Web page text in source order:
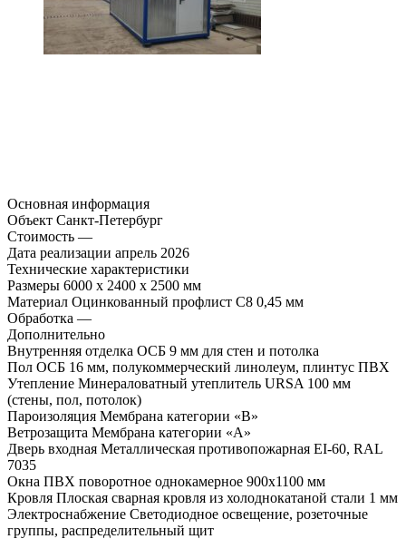
Основная информация
Объект Санкт-Петербург
Стоимость —
Дата реализации апрель 2026
Технические характеристики
Размеры 6000 х 2400 х 2500 мм
Материал Оцинкованный профлист С8 0,45 мм
Обработка —
Дополнительно
Внутренняя отделка ОСБ 9 мм для стен и потолка
Пол ОСБ 16 мм, полукоммерческий линолеум, плинтус ПВХ
Утепление Минераловатный утеплитель URSA 100 мм
(стены, пол, потолок)
Пароизоляция Мембрана категории «В»
Ветрозащита Мембрана категории «А»
Дверь входная Металлическая противопожарная EI-60, RAL
7035
Окна ПВХ поворотное однокамерное 900х1100 мм
Кровля Плоская сварная кровля из холоднокатаной стали 1 мм
Электроснабжение Светодиодное освещение, розеточные
группы, распределительный щит